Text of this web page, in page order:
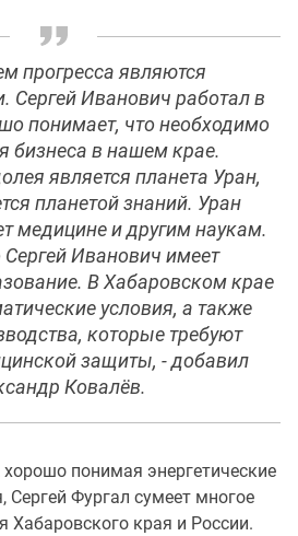
прогресса являются
Сергей Иванович работал в
понимает, что необходимо
бизнеса в нашем крае.
является планета Уран,
планетой знаний. Уран
медицине и другим наукам.
Иванович имеет
В Хабаровском крае
условия, а также
которые требуют
защиты, - добавил
Ковалёв.
понимая энергетические
Сергей Фургал сумеет многое
Хабаровского края и России.